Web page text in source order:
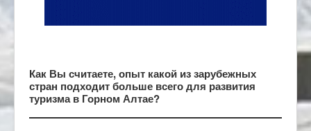
Как Вы считаете, опыт какой из зарубежных
стран подходит больше всего для развития
туризма в Горном Алтае?